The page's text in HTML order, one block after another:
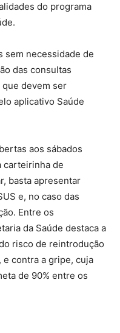
do programa
sem necessidade de
das consultas
que devem ser
aplicativo Saúde
aos sábados
carteirinha de
basta apresentar
e, no caso das
Entre os
da Saúde destaca a
risco de reintrodução
e contra a gripe, cuja
de 90% entre os